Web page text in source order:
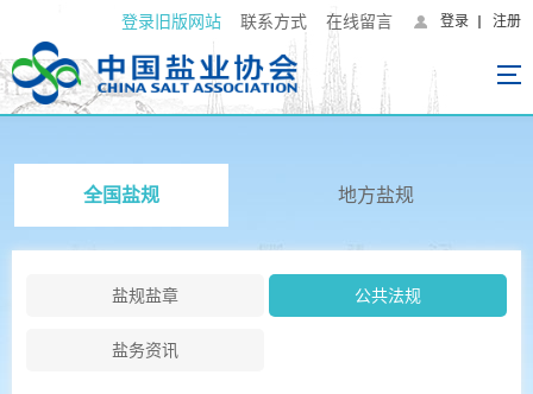
登录旧版网站 联系方式 在线留言 登录 注册
全国盐规 地方盐规
盐规盐章 公共法规
盐务资讯